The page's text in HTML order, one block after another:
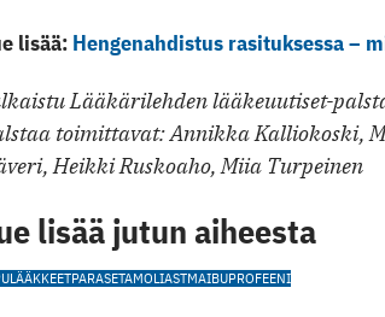
lisää: Hengenahdistus rasituksessa –
Lääkärilehden lääkeuutiset-
toimittavat: Annikka Kalliokoski,
Heikki Ruskoaho, Miia Turpeinen
lisää jutun aiheesta
PARASETAMOLIASTMAIBUPROFEENI